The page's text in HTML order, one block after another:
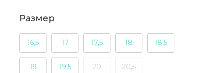
Размер
16,5 17 17,5 18 18,5
19 19,5 20 20,5